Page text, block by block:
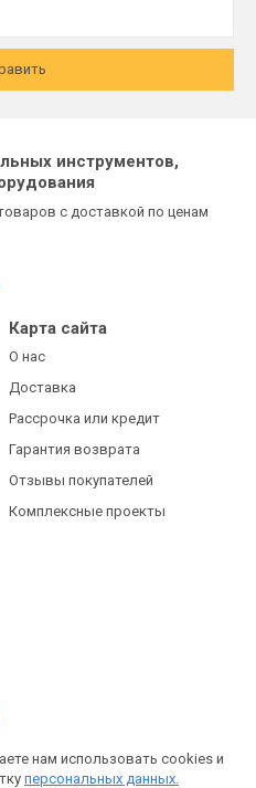
инструментов,
с доставкой по ценам
Карта сайта
О нас
Доставка
Рассрочка или кредит
Гарантия возврата
Отзывы покупателей
Комплексные проекты
нам использовать cookies и
персональных данных.